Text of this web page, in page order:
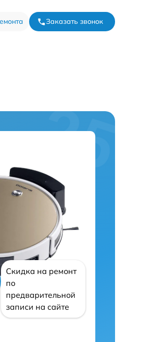
Заказать звонок
Скидка на ремонт
по
предварительной
записи на сайте